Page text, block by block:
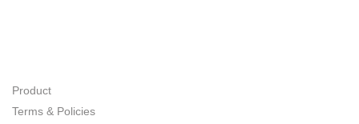
Product
Terms & Policies